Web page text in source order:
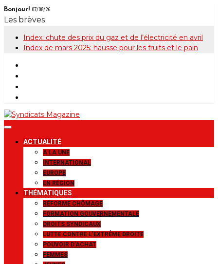
Skip
to
Bonjour! 07/08/26
Les brèves
Index: chute des prix du gaz et de l’électricité en avril
Index de mars 2025: hausse pour les fruits et le pain
Syndicats
Magazine
Le magazine de la FGTB
ACTUALITÉ
A LA UNE
INTERNATIONAL
EUROPE
EN RÉGION
THÉMATIQUES
RÉFORME CHÔMAGE
FORMATION GOUVERNEMENTALE
DROITS SYNDICAUX
LUTTE CONTRE L’EXTRÊME DROITE
POUVOIR D’ACHAT
FEMMES